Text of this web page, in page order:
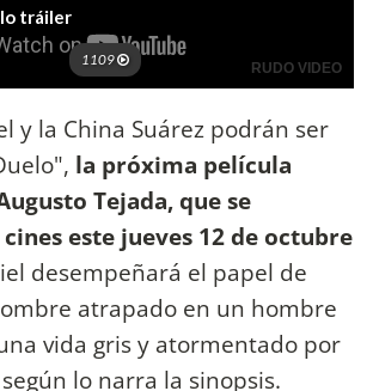
y la China Suárez podrán ser
la próxima película
Tejada, que se
este jueves 12 de octubre
desempeñará el papel de
atrapado en un hombre
vida gris y atormentado por
lo narra la sinopsis.